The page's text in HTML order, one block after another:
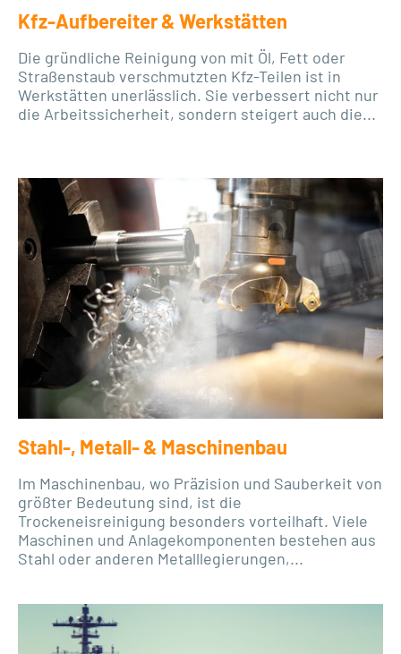
Kfz-Aufbereiter & Werkstätten
Die gründliche Reinigung von mit Öl, Fett oder
Straßenstaub verschmutzten Kfz-Teilen ist in
Werkstätten unerlässlich. Sie verbessert nicht nur
die Arbeitssicherheit, sondern steigert auch die...
Stahl‑, Metall- & Maschinenbau
Im Maschinenbau, wo Präzision und Sauberkeit von
größter Bedeutung sind, ist die
Trockeneisreinigung besonders vorteilhaft. Viele
Maschinen und Anlagekomponenten bestehen aus
Stahl oder anderen Metalllegierungen,...